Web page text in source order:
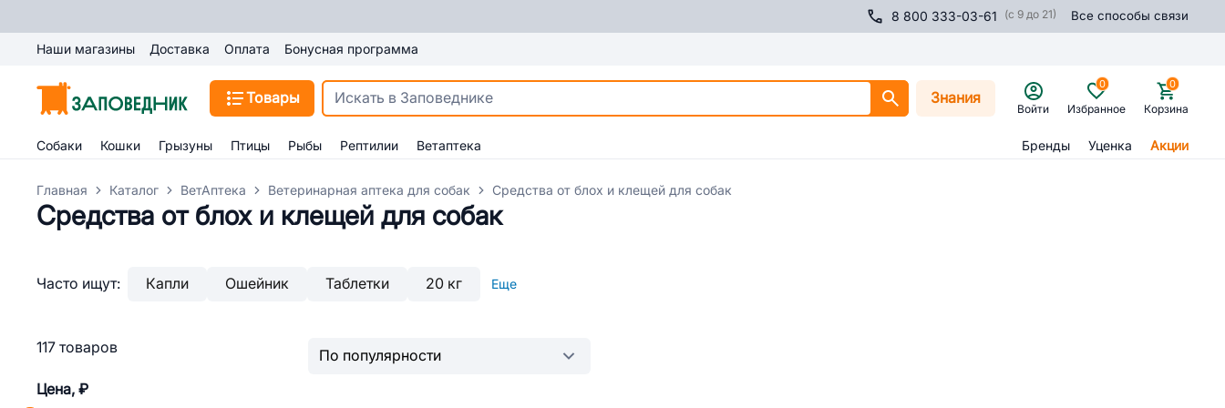
8 800 333-03-61 (с 9 до 21) Все способы связи
Наши магазины Доставка Оплата Бонусная программа
Товары Знания
Войти Избранное
0
Корзина
0
Собаки Кошки Грызуны Птицы Рыбы Рептилии Ветаптека Бренды Уценка Акции
Главная Каталог ВетАптека Ветеринарная аптека для собак Средства от блох и клещей для собак
Средства от блох и клещей для собак
Часто ищут: Капли Ошейник Таблетки 20 кг Еще
117 товаров
Цена, ₽